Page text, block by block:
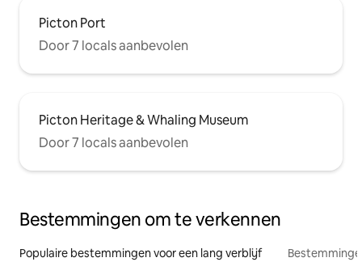
Picton Port
Door 7 locals aanbevolen
Picton Heritage & Whaling Museum
Door 7 locals aanbevolen
Bestemmingen om te verkennen
Populaire bestemmingen voor een lang verblijf